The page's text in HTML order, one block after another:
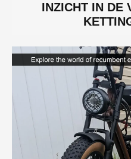
INZICHT IN DE